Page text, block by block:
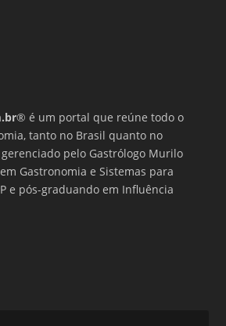
® é um portal que reúne todo o
tanto no Brasil quanto no
pelo Gastrólogo Murilo
Gastronomia e Sistemas para
e pós-graduando em Influência